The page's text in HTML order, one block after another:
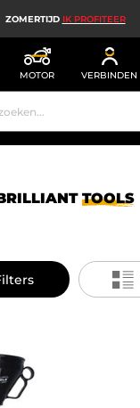
ZOMERTIJD IK PROFITEER
MOTOR VERBINDEN
HEREN
TOOLS